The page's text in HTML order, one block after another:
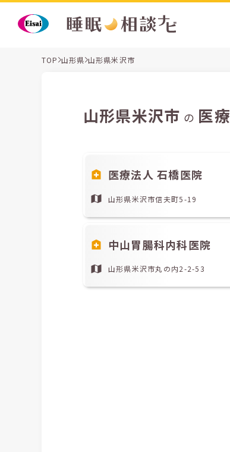
TOP 山形県 山形県米沢市
山形県米沢市 の 医
医療法人 石橋医院
山形県米沢市信夫町5-19
中山胃腸科内科医院
山形県米沢市丸の内2-2-53